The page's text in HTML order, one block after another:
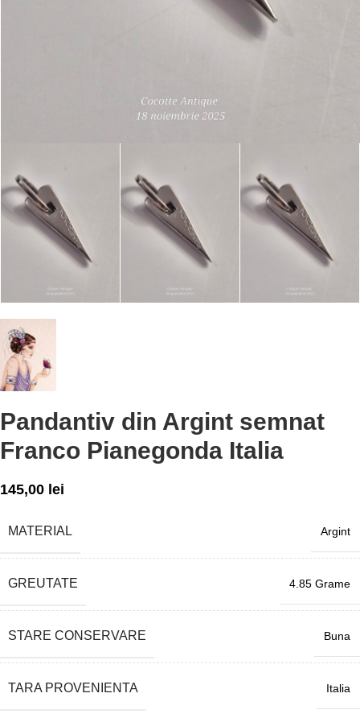
Pandantiv din Argint semnat
Franco Pianegonda Italia
145,00 lei
MATERIAL Argint
GREUTATE 4.85 Grame
STARE CONSERVARE Buna
TARA PROVENIENTA Italia